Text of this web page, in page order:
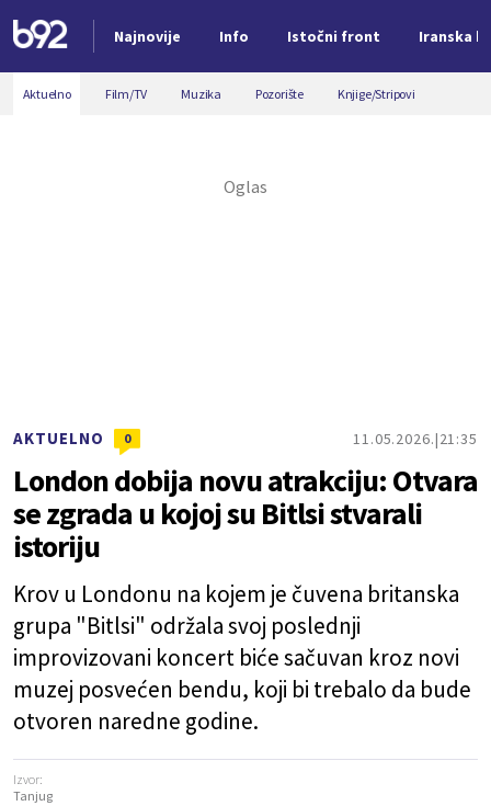
Najnovije Info Istočni front Iranska
Nova vest
Aktuelno Film/TV Muzika Pozorište Knjige/Stripovi
AKTUELNO 0 11.05.2026. 21:35
London dobija novu atrakciju: Otvara
se zgrada u kojoj su Bitlsi stvarali
istoriju
Krov u Londonu na kojem je čuvena britanska
grupa "Bitlsi" održala svoj poslednji
improvizovani koncert biće sačuvan kroz novi
muzej posvećen bendu, koji bi trebalo da bude
otvoren naredne godine.
Izvor:
Tanjug